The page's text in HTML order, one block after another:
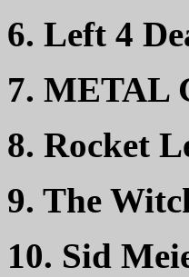
6. Left 4
7. METAL
8. Rocket
9. The
10. Sid